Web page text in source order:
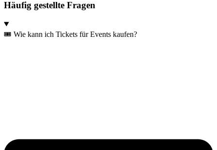
Häufig gestellte Fragen
🎟️ Wie kann ich Tickets für Events kaufen?